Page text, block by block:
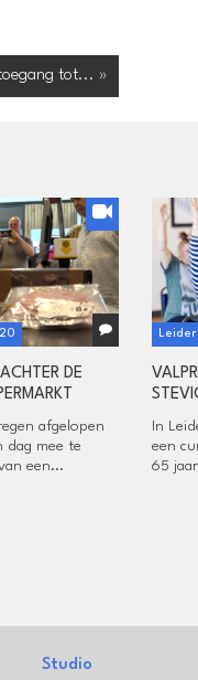
tot... »
DE
afgelopen
dag mee te
een...
In
een
65
Studio